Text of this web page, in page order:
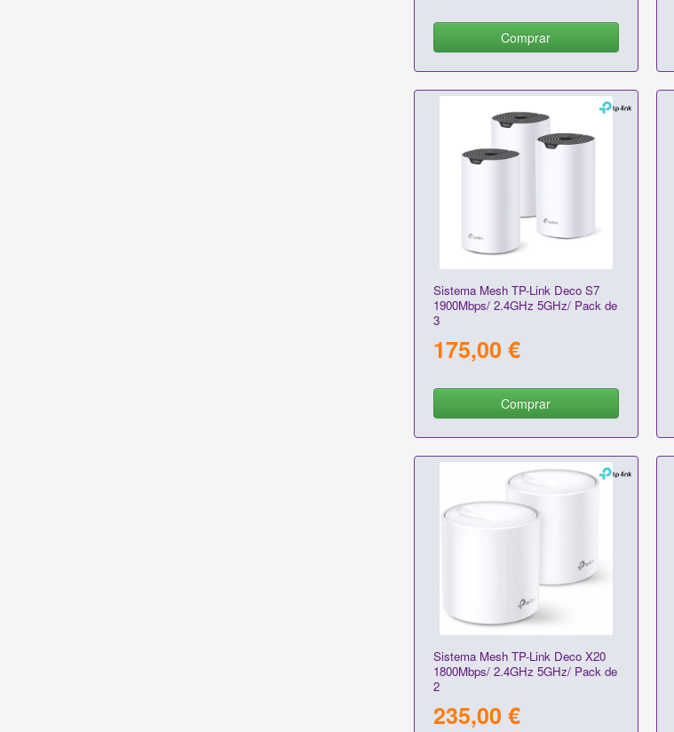
Comprar
Sistema Mesh TP-Link Deco S7
1900Mbps/ 2.4GHz 5GHz/ Pack de
3
175,00 €
Comprar
Sistema Mesh TP-Link Deco X20
1800Mbps/ 2.4GHz 5GHz/ Pack de
2
235,00 €